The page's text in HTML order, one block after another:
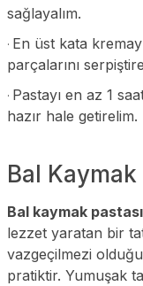
sağlayalım.
· En üst kata
parçalarını
· Pastayı en az 1
hazır hale getirelim.
Bal Kaymak
Bal kaymak pastası
lezzet yaratan bir
vazgeçilmezi
pratiktir. Yumuşak